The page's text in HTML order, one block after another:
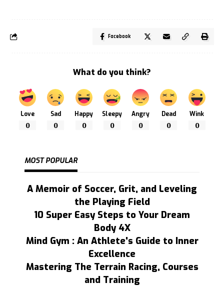
Facebook
What do you think?
Love
0
Sad
0
Happy
0
Sleepy
0
Angry
0
Dead
0
Wink
0
MOST POPULAR
A Memoir of Soccer, Grit, and Leveling
the Playing Field
10 Super Easy Steps to Your Dream
Body 4X
Mind Gym : An Athlete's Guide to Inner
Excellence
Mastering The Terrain Racing, Courses
and Training